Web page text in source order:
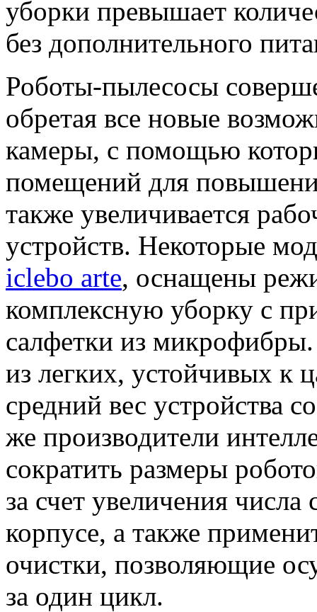
уборки превышает
без дополнительного
Роботы-пылесосы
обретая все новые
камеры, с помощью
помещений для
также увеличивается
устройств. Некоторые
iclebo arte, оснащены
комплексную уборку с
салфетки из
из легких, устойчивых к
средний вес устройства
же производители
сократить размеры
за счет увеличения
корпусе, а также
очистки, позволяющие
за один цикл.